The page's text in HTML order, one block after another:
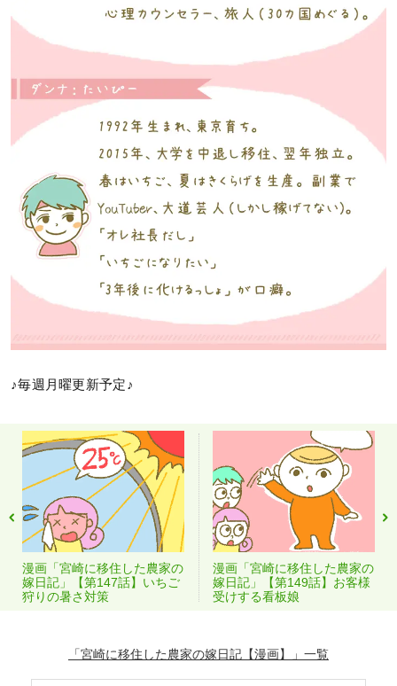
♪毎週月曜更新予定♪
漫画「宮崎に移住した農家の
嫁日記」【第147話】いちご
狩りの暑さ対策
漫画「宮崎に移住した農家の
嫁日記」【第149話】お客様
受けする看板娘
「宮崎に移住した農家の嫁日記【漫画】」